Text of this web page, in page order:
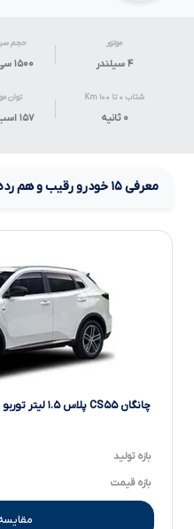
موتور
۴ سیلندر
حجم
۱۵۰۰ سی سی
شتاب ۰ تا ۱۰۰ Km
۰ ثانیه
توان
۱۵۷ اسب بخار
معرفی۱۵ خودرو رقیب و هم
چانگان CS۵۵ پلاس ۱.۵ لیتر توربو
بازه تولید
بازه قیمت